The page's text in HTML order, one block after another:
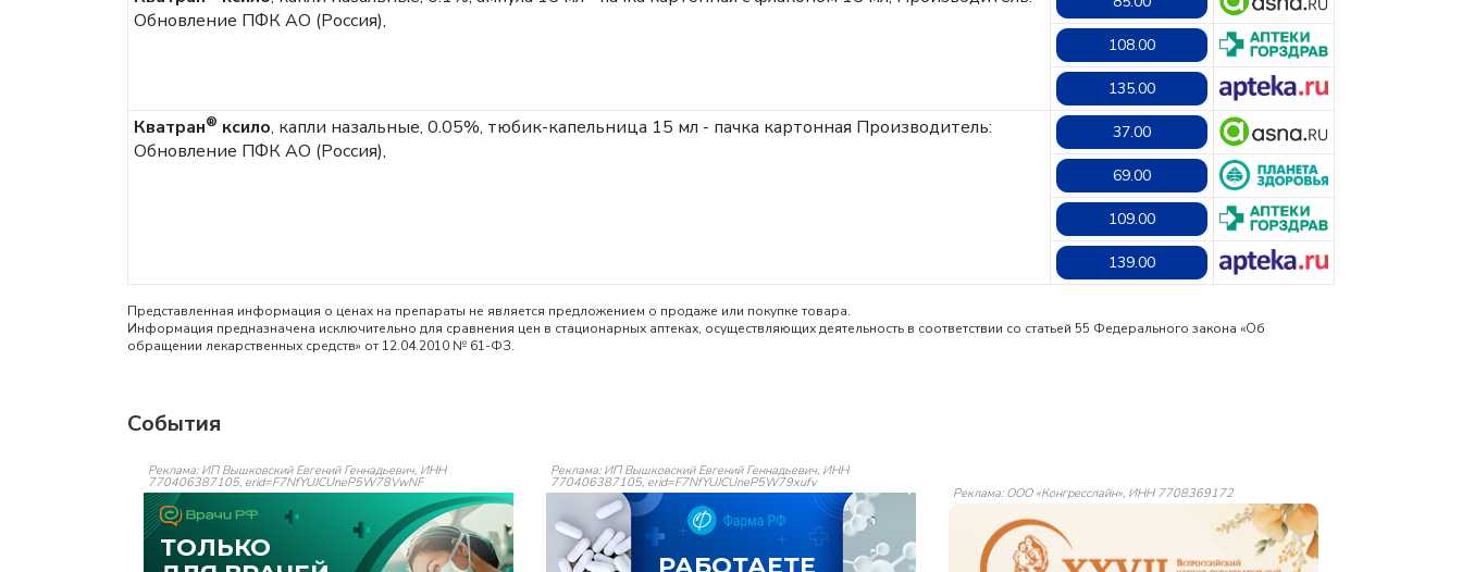
Обновление ПФК АО (Россия),
108.00
135.00
Кватран® ксило, капли назальные, 0.05%, тюбик-капельница 15 мл - пачка картонная Производитель:
Обновление ПФК АО (Россия),
37.00
69.00
109.00
139.00
Представленная информация о ценах на препараты не является предложением о продаже или покупке товара.
Информация предназначена исключительно для сравнения цен в стационарных аптеках, осуществляющих деятельность в соответствии со статьей 55 Федерального закона «Об
обращении лекарственных средств» от 12.04.2010 № 61-ФЗ.
События
Реклама: ИП Вышковский Евгений Геннадьевич, ИНН
770406387105, erid=F7NfYUJCUneP5W78VwNF
Реклама: ИП Вышковский Евгений Геннадьевич, ИНН
770406387105, erid=F7NfYUJCUneP5W79xufv
Реклама: ООО «Конгресслайн», ИНН 7708369172